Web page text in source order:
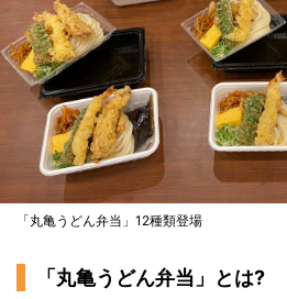
「丸亀うどん弁当」12種類登場
「丸亀うどん弁当」とは?